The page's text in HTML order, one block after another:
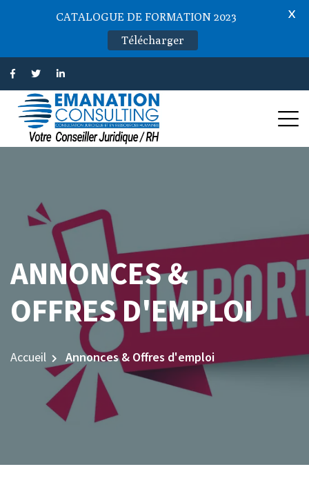
ANNONCES &
OFFRES D'EMPLOI
Accueil Annonces & Offres d'emploi
CATALOGUE DE FORMATION 2023
Télécharger
X